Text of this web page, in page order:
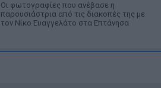
Οι φωτογραφίες που ανέβασε η
παρουσιάστρια από τις διακοπές της με
τον Νίκο Ευαγγελάτο στα Επτάνησα